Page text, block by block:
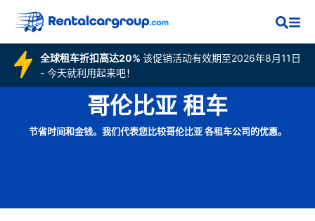
全球租车折扣高达20% 该促销活动有效期至2026年8月11日
- 今天就利用起来吧！
哥伦比亚 租车
节省时间和金钱。我们代表您比较哥伦比亚 各租车公司的优惠。